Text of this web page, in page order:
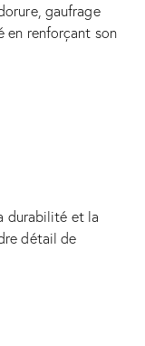
gaufrage
en renforçant son
durabilité et la
détail de